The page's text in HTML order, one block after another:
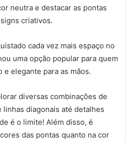
neutra e destacar as pontas
criativos.
cada vez mais espaço no
uma opção popular para quem
e elegante para as mãos.
diversas combinações de
diagonais até detalhes
é o limite! Além disso, é
das pontas quanto na cor